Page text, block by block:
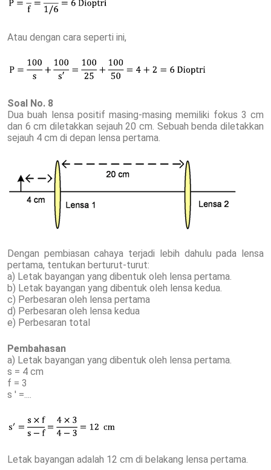
Atau dengan cara seperti ini,
Soal No. 8
Dua buah lensa positif masing-masing memiliki fokus 3 cm
dan 6 cm diletakkan sejauh 20 cm. Sebuah benda diletakkan
sejauh 4 cm di depan lensa pertama.
Dengan pembiasan cahaya terjadi lebih dahulu pada lensa
pertama, tentukan berturut-turut:
a) Letak bayangan yang dibentuk oleh lensa pertama.
b) Letak bayangan yang dibentuk oleh lensa kedua.
c) Perbesaran oleh lensa pertama
d) Perbesaran oleh lensa kedua
e) Perbesaran total
Pembahasan
a) Letak bayangan yang dibentuk oleh lensa pertama.
s = 4 cm
f = 3
s ' =....
Letak bayangan adalah 12 cm di belakang lensa pertama.